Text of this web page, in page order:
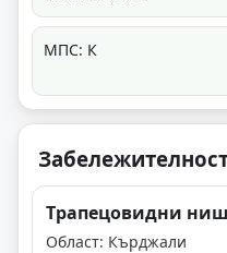
МПС: К
Tрапецовидни
Област: Кърджали